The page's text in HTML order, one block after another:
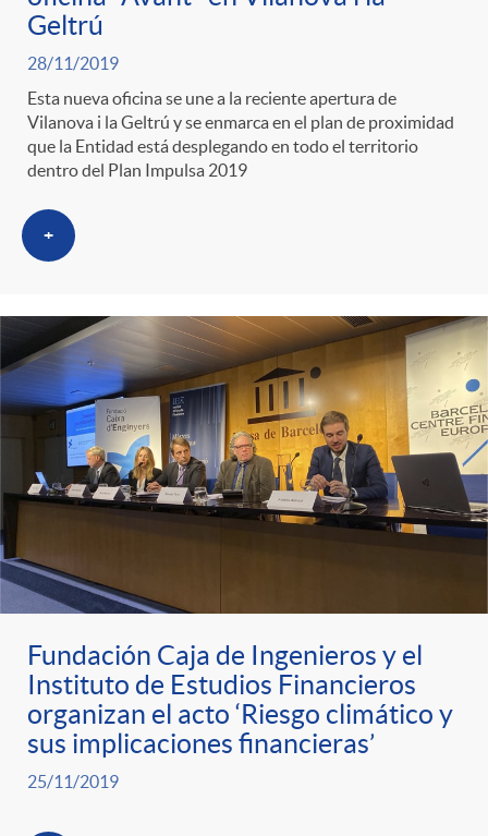
Geltrú
28/11/2019
Esta nueva oficina se une a la reciente apertura de
Vilanova i la Geltrú y se enmarca en el plan de proximidad
que la Entidad está desplegando en todo el territorio
dentro del Plan Impulsa 2019
+
Fundación Caja de Ingenieros y el
Instituto de Estudios Financieros
organizan el acto ‘Riesgo climático y
sus implicaciones financieras’
25/11/2019